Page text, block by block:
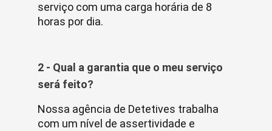
serviço com uma carga horária de 8
horas por dia.
2 - Qual a garantia que o meu serviço
será feito?
Nossa agência de Detetives trabalha
com um nível de assertividade e